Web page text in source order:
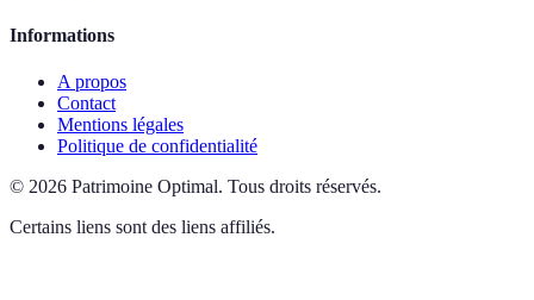
Informations
A propos
Contact
Mentions légales
Politique de confidentialité
© 2026 Patrimoine Optimal. Tous droits réservés.
Certains liens sont des liens affiliés.